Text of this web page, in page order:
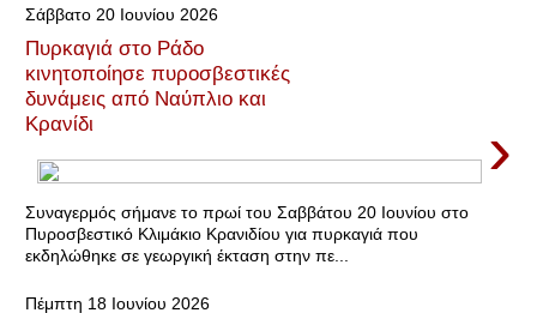
Σάββατο 20 Ιουνίου 2026
Πυρκαγιά στο Ράδο
κινητοποίησε πυροσβεστικές
δυνάμεις από Ναύπλιο και
Κρανίδι
›
Συναγερμός σήμανε το πρωί του Σαββάτου 20 Ιουνίου στο
Πυροσβεστικό Κλιμάκιο Κρανιδίου για πυρκαγιά που
εκδηλώθηκε σε γεωργική έκταση στην πε...
Πέμπτη 18 Ιουνίου 2026